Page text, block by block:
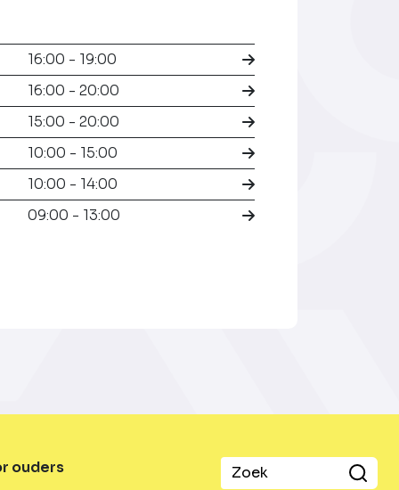
16:00 - 19:00
16:00 - 20:00
15:00 - 20:00
10:00 - 15:00
10:00 - 14:00
09:00 - 13:00
ouders